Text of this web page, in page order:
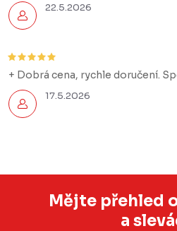
22.5.2026
17.5.2026
+ Dobrá cena, rychle doručení.
Mějte přehled
a